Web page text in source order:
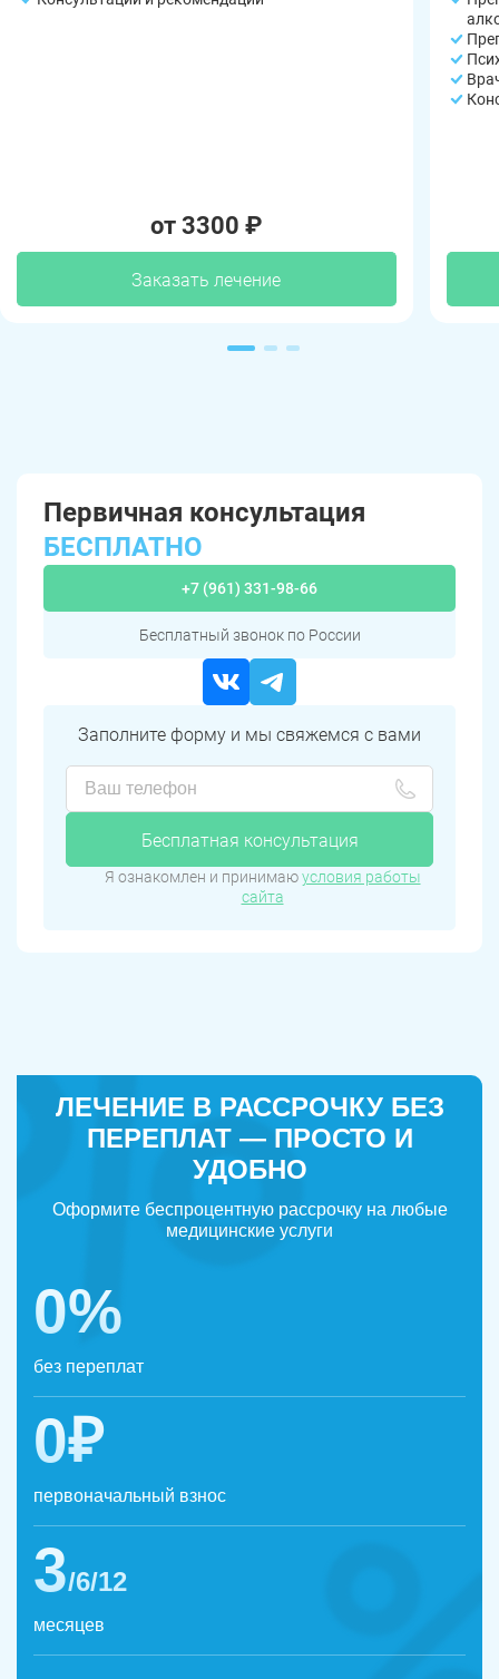
от 3300 ₽
Заказать лечение
Первичная консультация
БЕСПЛАТНО
+7 (961) 331-98-66
Бесплатный звонок по России
Заполните форму и мы свяжемся с вами
Бесплатная консультация
Я ознакомлен и принимаюусловия работы
сайта
ЛЕЧЕНИЕ В РАССРОЧКУ БЕЗ
ПЕРЕПЛАТ — ПРОСТО И
УДОБНО
Оформите беспроцентную рассрочку на любые
медицинские услуги
0%
без переплат
0₽
первоначальный взнос
3/6/12
месяцев